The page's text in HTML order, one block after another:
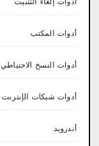
أدوات المكتب
أدوات النسخ الاحتياطي
أدوات شبكات الإنترنت
أندرويد